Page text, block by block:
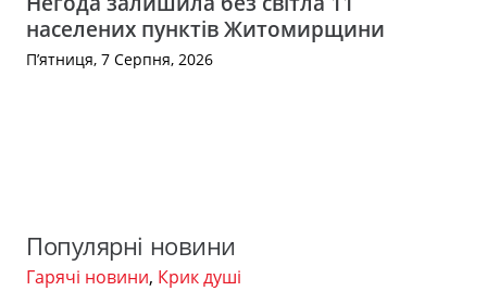
населених пунктів Житомирщини
П’ятниця, 7 Серпня, 2026
Популярні новини
Гарячі новини, Крик душі